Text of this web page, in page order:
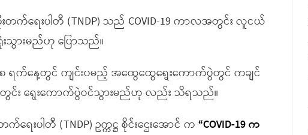
းတက်ရေးပါတီ (TNDP) သည် COVID-19 ကာလအတွင်း လူငယ်
းသွားမည်ဟု ပြောသည်။
၈ ရက်နေ့တွင် ကျင်းပမည့် အထွေထွေရွေးကောက်ပွဲတွင် ကချင်
င်း ရွေးကောက်ပွဲဝင်သွားမည်ဟု လည်း သိရသည်။
ရေးပါတီ (TNDP) ဥက္ကဋ္ဌ စိုင်းဌေးအောင် က “COVID-19 က